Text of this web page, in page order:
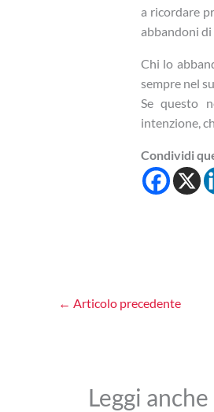
a ricordare
abbandoni di
Chi lo
sempre nel
Se questo
intenzione,
Condividi
← Articolo precedente
Leggi anche